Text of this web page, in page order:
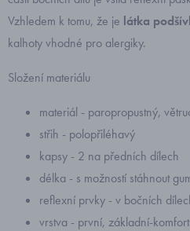
Vzhledem k tomu, že je látka
kalhoty vhodné pro alergiky.
Složení materiálu
materiál - paropropustný,
střih - polopřiléhavý
kapsy - 2 na předních dílech
délka - s možností stáhnout
reflexní prvky - v bočních
vrstva - první, základní-